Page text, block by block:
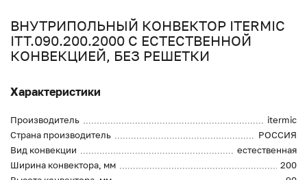
ВНУТРИПОЛЬНЫЙ КОНВЕКТОР ITERMIC
ITT.090.200.2000 С ЕСТЕСТВЕННОЙ
КОНВЕКЦИЕЙ, БЕЗ РЕШЕТКИ
Характеристики
Производитель
itermic
Страна производитель
РОССИЯ
Вид конвекции
естественная
Ширина конвектора, мм
200